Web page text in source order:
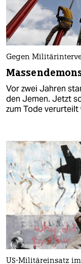
Gegen
Vor zwei Jahren
den Jemen. Jetzt
zum Tode verurteilt
US-Militäreinsatz im